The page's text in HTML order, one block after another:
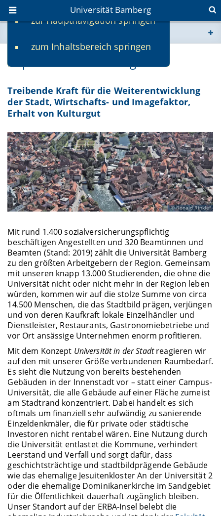
zur Hauptnavigation springen
zum Inhaltsbereich springen
Universität Bamberg
www.uni-bamberg.de
fis.uni-bamberg.de
Impactfeld: Stadt & Region
Treibende Kraft für die Weiterentwicklung
der Stadt, Wirtschafts- und Imagefaktor,
Erhalt von Kulturgut
Ronald Rinklef
Mit rund 1.400 sozialversicherungspflichtig
beschäftigen Angestellten und 320 Beamtinnen und
Beamten (Stand: 2019) zählt die Universität Bamberg
zu den größten Arbeitgebern der Region. Gemeinsam
mit unseren knapp 13.000 Studierenden, die ohne die
Universität nicht oder nicht mehr in der Region leben
würden, kommen wir auf die stolze Summe von circa
14.500 Menschen, die das Stadtbild prägen, verjüngen
und von deren Kaufkraft lokale Einzelhändler und
Dienstleister, Restaurants, Gastronomiebetriebe und
vor Ort ansässige Unternehmen enorm profitieren.
Mit dem Konzept Universität in der Stadtreagieren wir
auf den mit unserer Größe verbundenen Raumbedarf.
Es sieht die Nutzung von bereits bestehenden
Gebäuden in der Innenstadt vor – statt einer Campus-
Universität, die alle Gebäude auf einer Fläche zumeist
am Stadtrand konzentriert. Dabei handelt es sich
oftmals um finanziell sehr aufwändig zu sanierende
Einzeldenkmäler, die für private oder städtische
Investoren nicht rentabel wären. Eine Nutzung durch
die Universität entlastet die Kommune, verhindert
Leerstand und Verfall und sorgt dafür, dass
geschichtsträchtige und stadtbildprägende Gebäude
wie das ehemalige Jesuitenkloster An der Universität 2
oder die ehemalige Dominikanerkirche im Sandgebiet
für die Öffentlichkeit dauerhaft zugänglich bleiben.
Unser Standort auf der ERBA-Insel belebt die